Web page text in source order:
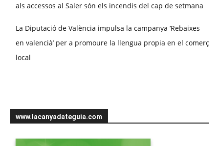
als accessos al Saler són els incendis del cap de setmana
La Diputació de València impulsa la campanya ‘Rebaixes
en valencià’ per a promoure la llengua propia en el comerç
local
www.lacanyadateguia.com